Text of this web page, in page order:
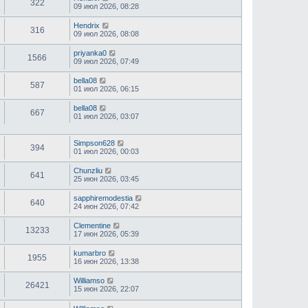
322
09 июл 2026, 08:28
316
Hendrix
09 июл 2026, 08:08
1566
priyanka0
09 июл 2026, 07:49
587
bella08
01 июл 2026, 06:15
667
bella08
01 июл 2026, 03:07
394
Simpson628
01 июл 2026, 00:03
641
Chunzliu
25 июн 2026, 03:45
640
sapphiremodestia
24 июн 2026, 07:42
13233
Clementine
17 июн 2026, 05:39
1955
kumarbro
16 июн 2026, 13:38
26421
Williamso
15 июн 2026, 22:07